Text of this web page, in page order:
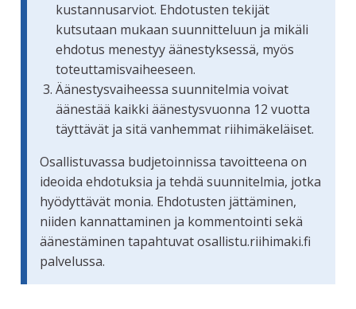
kustannusarviot. Ehdotusten tekijät
kutsutaan mukaan suunnitteluun ja mikäli
ehdotus menestyy äänestyksessä, myös
toteuttamisvaiheeseen.
Äänestysvaiheessa suunnitelmia voivat
äänestää kaikki äänestysvuonna 12 vuotta
täyttävät ja sitä vanhemmat riihimäkeläiset.
Osallistuvassa budjetoinnissa tavoitteena on
ideoida ehdotuksia ja tehdä suunnitelmia, jotka
hyödyttävät monia. Ehdotusten jättäminen,
niiden kannattaminen ja kommentointi sekä
äänestäminen tapahtuvat osallistu.riihimaki.fi
palvelussa.